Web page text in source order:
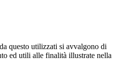
questo utilizzati si avvalgono di
ed utili alle finalità illustrate nella